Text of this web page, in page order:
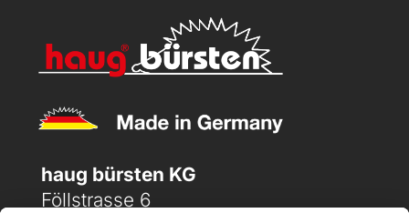
haug bürsten KG
Föllstrasse 6